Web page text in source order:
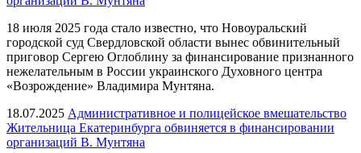
18 июля 2025 года стало известно, что Новоуральский
городской суд Свердловской области вынес обвинительный
приговор Сергею Оглоблину за финансирование признанного
нежелательным в России украинского Духовного центра
«Возрождение» Владимира Мунтяна.
18.07.2025 Административное и полицейское вмешательство
Жительница Екатеринбурга обвиняется в финансировании
организаций В. Мунтяна